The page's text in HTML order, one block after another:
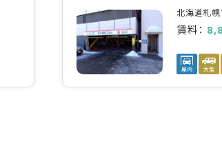
北海道札
賃料：